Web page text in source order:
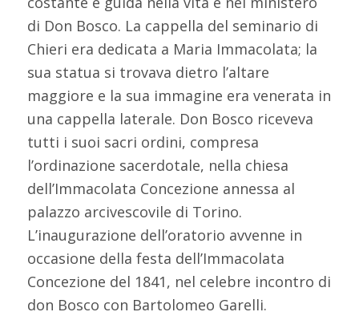
di Don Bosco. La cappella del seminario di
Chieri era dedicata a Maria Immacolata; la
sua statua si trovava dietro l’altare
maggiore e la sua immagine era venerata in
una cappella laterale. Don Bosco riceveva
tutti i suoi sacri ordini, compresa
l’ordinazione sacerdotale, nella chiesa
dell’Immacolata Concezione annessa al
palazzo arcivescovile di Torino.
L’inaugurazione dell’oratorio avvenne in
occasione della festa dell’Immacolata
Concezione del 1841, nel celebre incontro di
don Bosco con Bartolomeo Garelli.